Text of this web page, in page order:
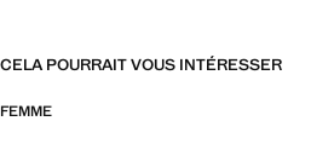
CELA POURRAIT VOUS INTÉRESSER
FEMME